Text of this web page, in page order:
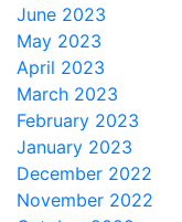
June 2023
May 2023
April 2023
March 2023
February 2023
January 2023
December 2022
November 2022